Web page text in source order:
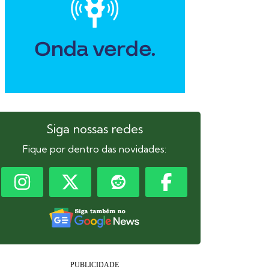
Siga nossas redes
Fique por dentro das novidades: